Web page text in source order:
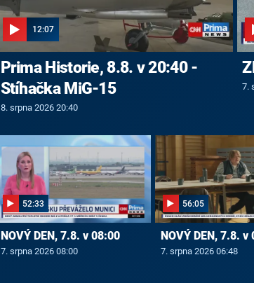
12:07
Prima Historie, 8.8. v 20:40 -
Stíhačka MiG-15
8. srpna 2026 20:40
7.
52:33
NOVÝ DEN, 7.8. v 08:00
7. srpna 2026 08:00
56:05
NOVÝ DEN, 7.8. v
7. srpna 2026 06:48